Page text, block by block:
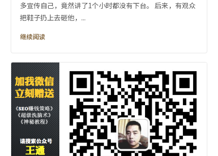
多宣传自己，竟然讲了1个小时都没有下台。 后来，有观众
把鞋子扔上去砸他，...
继续阅读